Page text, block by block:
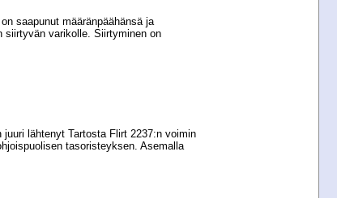
saapunut määränpäähänsä ja
siirtyvän varikolle. Siirtyminen on
juuri lähtenyt Tartosta Flirt 2237:n voimin
tasoristeyksen. Asemalla